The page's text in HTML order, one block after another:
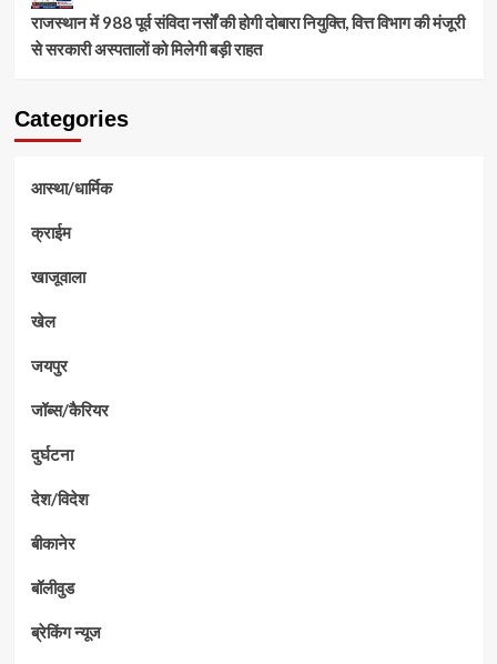
राजस्थान में 988 पूर्व संविदा नर्सों की होगी दोबारा नियुक्ति, वित्त विभाग की मंजूरी
से सरकारी अस्पतालों को मिलेगी बड़ी राहत
Categories
आस्था/धार्मिक
क्राईम
खाजूवाला
खेल
जयपुर
जॉब्स/कैरियर
दुर्घटना
देश/विदेश
बीकानेर
बॉलीवुड
ब्रेकिंग न्यूज